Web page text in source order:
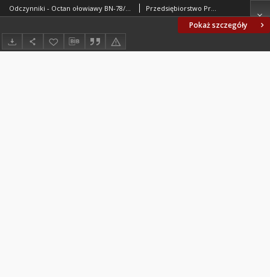
Pokaż szczegóły
Odczynniki - Octan ołowiawy BN-78/6191-164 Przedsiębiorstwo Przemysłowo-Handlowe Polskie Odczynniki Chemiczne, Gliwice. Oprac.